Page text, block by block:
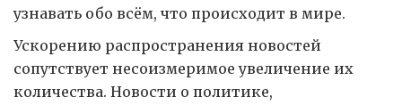
узнавать обо всём, что происходит в мире.
Ускорению распространения новостей
сопутствует несоизмеримое увеличение их
количества. Новости о политике,